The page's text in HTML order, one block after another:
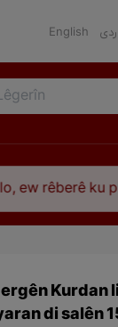
English
piştî 35 sal ji
Kurdan
di salên